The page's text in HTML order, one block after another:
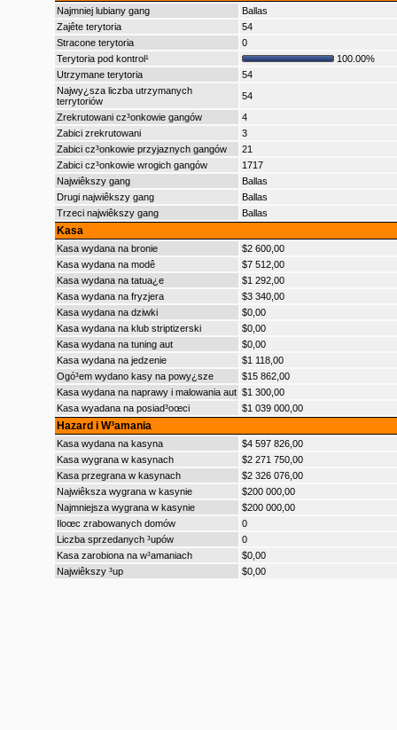
Najmniej lubiany gang
Ballas
Zajête terytoria
54
Stracone terytoria
0
Terytoria pod kontrol¹
100.00%
Utrzymane terytoria
54
Najwy¿sza liczba utrzymanych
terrytoriów
54
Zrekrutowani cz³onkowie gangów
4
Zabici zrekrutowani
3
Zabici cz³onkowie przyjaznych gangów
21
Zabici cz³onkowie wrogich gangów
1717
Najwiêkszy gang
Ballas
Drugi najwiêkszy gang
Ballas
Trzeci najwiêkszy gang
Ballas
Kasa
Kasa wydana na bronie
$2 600,00
Kasa wydana na modê
$7 512,00
Kasa wydana na tatua¿e
$1 292,00
Kasa wydana na fryzjera
$3 340,00
Kasa wydana na dziwki
$0,00
Kasa wydana na klub striptizerski
$0,00
Kasa wydana na tuning aut
$0,00
Kasa wydana na jedzenie
$1 118,00
Ogó³em wydano kasy na powy¿sze
$15 862,00
Kasa wydana na naprawy i malowania aut $1 300,00
Kasa wyadana na posiad³oœci
$1 039 000,00
Hazard i W³amania
Kasa wydana na kasyna
$4 597 826,00
Kasa wygrana w kasynach
$2 271 750,00
Kasa przegrana w kasynach
$2 326 076,00
Najwiêksza wygrana w kasynie
$200 000,00
Najmniejsza wygrana w kasynie
$200 000,00
Iloœc zrabowanych domów
0
Liczba sprzedanych ³upów
0
Kasa zarobiona na w³amaniach
$0,00
Najwiêkszy ³up
$0,00